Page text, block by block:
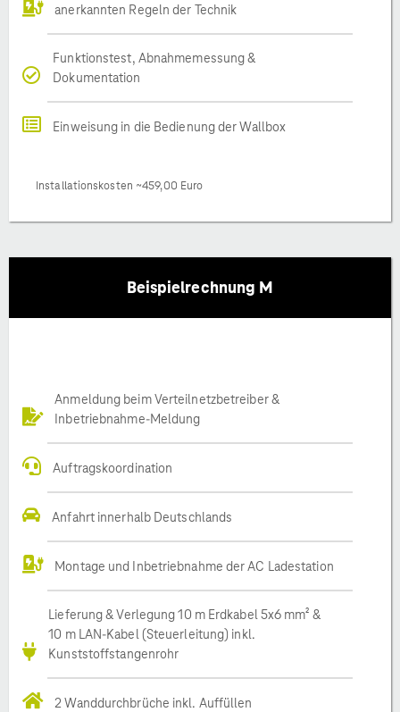
anerkannten Regeln der Technik
Funktionstest, Abnahmemessung &
Dokumentation
Einweisung in die Bedienung der Wallbox
Installationskosten ~459,00 Euro
Beispielrechnung M
Anmeldung beim Verteilnetzbetreiber &
Inbetriebnahme-Meldung
Auftragskoordination
Anfahrt innerhalb Deutschlands
Montage und Inbetriebnahme der AC Ladestation
Lieferung & Verlegung 10 m Erdkabel 5x6 mm² &
10 m LAN-Kabel (Steuerleitung) inkl.
Kunststoffstangenrohr
2 Wanddurchbrüche inkl. Auffüllen